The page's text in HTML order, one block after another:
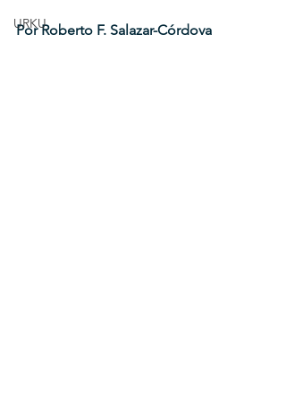
URKU
Por Roberto F. Salazar-Córdova